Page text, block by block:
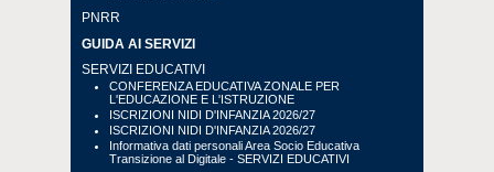
PNRR
GUIDA AI SERVIZI
SERVIZI EDUCATIVI
CONFERENZA EDUCATIVA ZONALE PER
L'EDUCAZIONE E L'ISTRUZIONE
ISCRIZIONI NIDI D'INFANZIA 2026/27
ISCRIZIONI NIDI D'INFANZIA 2026/27
Informativa dati personali Area Socio Educativa
Transizione al Digitale - SERVIZI EDUCATIVI